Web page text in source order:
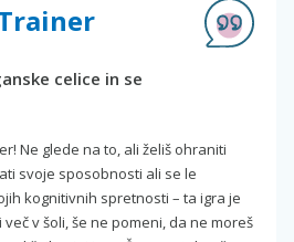
celice in se
Ne glede na to, ali želiš ohraniti
svoje sposobnosti ali se le
kognitivnih spretnosti – ta igra je
v šoli, še ne pomeni, da ne moreš